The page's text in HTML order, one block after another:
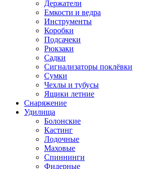
Держатели
Емкости и ведра
Инструменты
Коробки
Подсачеки
Рюкзаки
Садки
Сигнализаторы поклёвки
Сумки
Чехлы и тубусы
Ящики летние
Снаряжение
Удилища
Болонские
Кастинг
Лодочные
Маховые
Спиннинги
Фидерные